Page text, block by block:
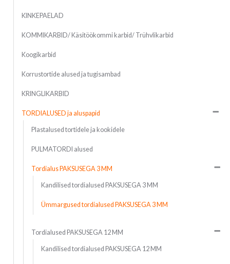
KINKEPAELAD
KOMMIKARBID/ Käsitöökommi karbid/ Trühvlikarbid
Koogikarbid
Korrustortide alused ja tugisambad
KRINGLIKARBID
TORDIALUSED ja aluspapid
Plastalused tortidele ja kookidele
PULMATORDI alused
Tordialus PAKSUSEGA 3 MM
Kandilised tordialused PAKSUSEGA 3 MM
Ümmargused tordialused PAKSUSEGA 3 MM
Tordialused PAKSUSEGA 12 MM
Kandilised tordialused PAKSUSEGA 12 MM